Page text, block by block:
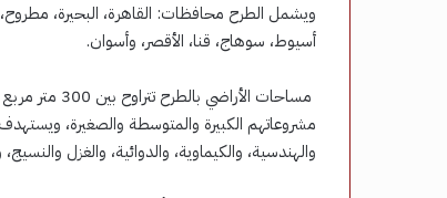
ويشمل الطرح محافظات: القاهرة، البحيرة، مطروح،
أسيوط، سوهاج، قنا، الأقصر، وأسوان.
مشروعاتهم الكبيرة والمتوسطة والصغيرة،
والهندسية، والكيماوية، والدوائية، والغزل والنسيج،